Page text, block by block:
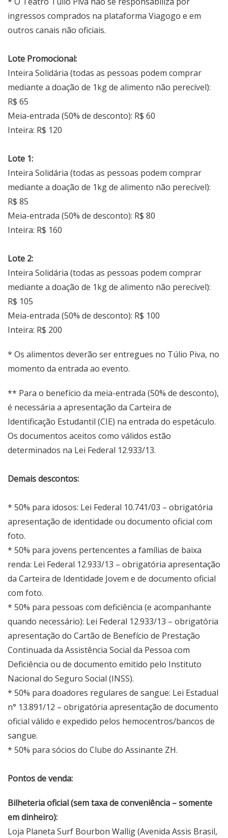
ingressos comprados na plataforma Viagogo e em
outros canais não oficiais.
Lote Promocional:
Inteira Solidária (todas as pessoas podem comprar
mediante a doação de 1kg de alimento não perecível):
R$ 65
Meia-entrada (50% de desconto): R$ 60
Inteira: R$ 120
Lote 1:
Inteira Solidária (todas as pessoas podem comprar
mediante a doação de 1kg de alimento não perecível):
R$ 85
Meia-entrada (50% de desconto): R$ 80
Inteira: R$ 160
Lote 2:
Inteira Solidária (todas as pessoas podem comprar
mediante a doação de 1kg de alimento não perecível):
R$ 105
Meia-entrada (50% de desconto): R$ 100
Inteira: R$ 200
* Os alimentos deverão ser entregues no Túlio Piva, no
momento da entrada ao evento.
** Para o benefício da meia-entrada (50% de desconto),
é necessária a apresentação da Carteira de
Identificação Estudantil (CIE) na entrada do espetáculo.
Os documentos aceitos como válidos estão
determinados na Lei Federal 12.933/13.
Demais descontos:
* 50% para idosos: Lei Federal 10.741/03 – obrigatória
apresentação de identidade ou documento oficial com
foto.
* 50% para jovens pertencentes a famílias de baixa
renda: Lei Federal 12.933/13 – obrigatória apresentação
da Carteira de Identidade Jovem e de documento oficial
com foto.
* 50% para pessoas com deficiência (e acompanhante
quando necessário): Lei Federal 12.933/13 – obrigatória
apresentação do Cartão de Benefício de Prestação
Continuada da Assistência Social da Pessoa com
Deficiência ou de documento emitido pelo Instituto
Nacional do Seguro Social (INSS).
* 50% para doadores regulares de sangue: Lei Estadual
n° 13.891/12 – obrigatória apresentação de documento
oficial válido e expedido pelos hemocentros/bancos de
sangue.
* 50% para sócios do Clube do Assinante ZH.
Pontos de venda:
Bilheteria oficial (sem taxa de conveniência – somente
em dinheiro):
Loja Planeta Surf Bourbon Wallig (Avenida Assis Brasil,